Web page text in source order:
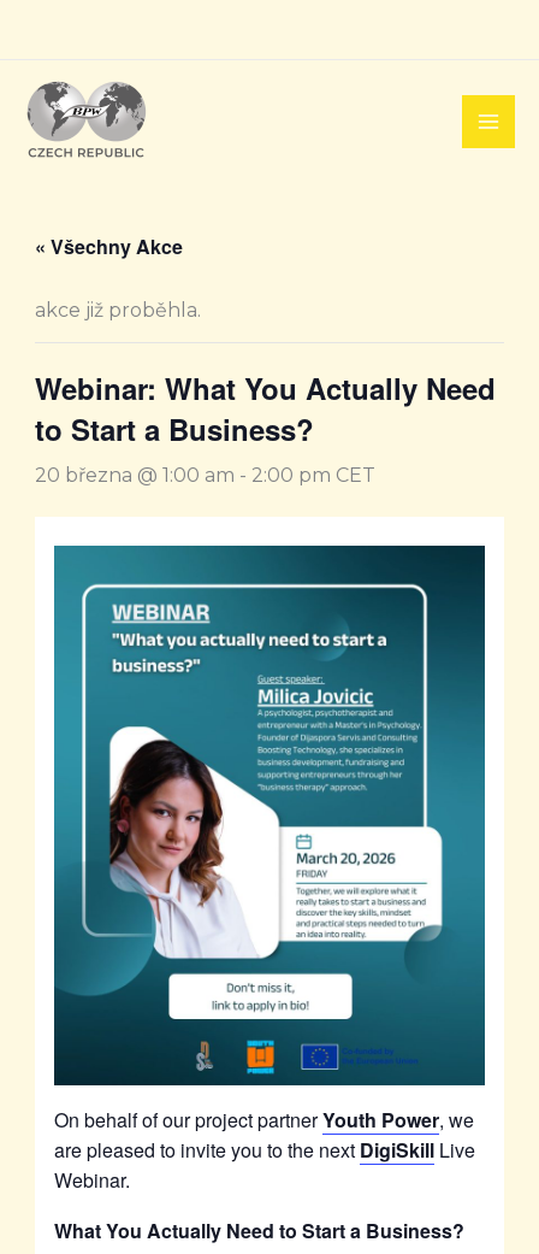
obsah
« Všechny Akce
akce již proběhla.
Webinar: What You Actually Need
to Start a Business?
20 března @ 1:00 am - 2:00 pm CET
On behalf of our project partnerYouth Power, we
are pleased to invite you to the next DigiSkill Live
Webinar.
What You Actually Need to Start a Business?